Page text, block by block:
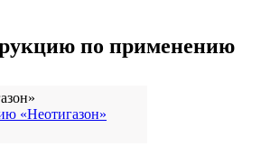
по применению
«Неотигазон»